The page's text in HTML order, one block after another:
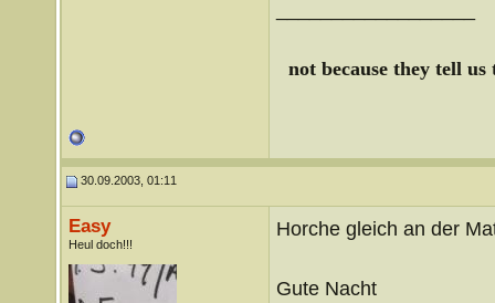
not because they tell
30.09.2003, 01:11
Easy
Heul doch!!!
Horche gleich an der
Gute Nacht